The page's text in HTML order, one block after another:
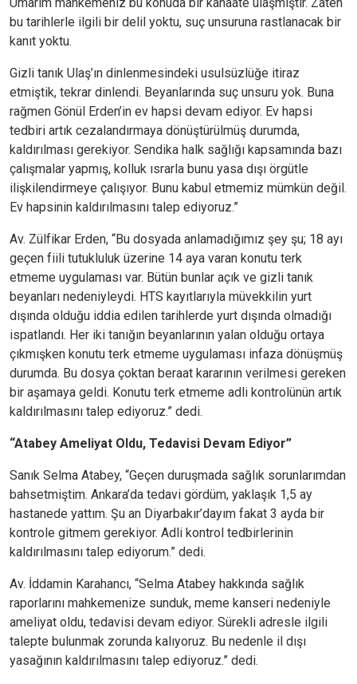
Umarım mahkemeniz bu konuda bir kanaate ulaşmıştır. Zaten
bu tarihlerle ilgili bir delil yoktu, suç unsuruna rastlanacak bir
kanıt yoktu.
Gizli tanık Ulaş’ın dinlenmesindeki usulsüzlüğe itiraz
etmiştik, tekrar dinlendi. Beyanlarında suç unsuru yok. Buna
rağmen Gönül Erden’in ev hapsi devam ediyor. Ev hapsi
tedbiri artık cezalandırmaya dönüştürülmüş durumda,
kaldırılması gerekiyor. Sendika halk sağlığı kapsamında bazı
çalışmalar yapmış, kolluk ısrarla bunu yasa dışı örgütle
ilişkilendirmeye çalışıyor. Bunu kabul etmemiz mümkün değil.
Ev hapsinin kaldırılmasını talep ediyoruz.”
Av. Zülfikar Erden, “Bu dosyada anlamadığımız şey şu; 18 ayı
geçen fiili tutukluluk üzerine 14 aya varan konutu terk
etmeme uygulaması var. Bütün bunlar açık ve gizli tanık
beyanları nedeniyleydi. HTS kayıtlarıyla müvekkilin yurt
dışında olduğu iddia edilen tarihlerde yurt dışında olmadığı
ispatlandı. Her iki tanığın beyanlarının yalan olduğu ortaya
çıkmışken konutu terk etmeme uygulaması infaza dönüşmüş
durumda. Bu dosya çoktan beraat kararının verilmesi gereken
bir aşamaya geldi. Konutu terk etmeme adli kontrolünün artık
kaldırılmasını talep ediyoruz.” dedi.
“Atabey Ameliyat Oldu, Tedavisi Devam Ediyor”
Sanık Selma Atabey, “Geçen duruşmada sağlık sorunlarımdan
bahsetmiştim. Ankara’da tedavi gördüm, yaklaşık 1,5 ay
hastanede yattım. Şu an Diyarbakır’dayım fakat 3 ayda bir
kontrole gitmem gerekiyor. Adli kontrol tedbirlerinin
kaldırılmasını talep ediyorum.” dedi.
Av. İddamin Karahancı, “Selma Atabey hakkında sağlık
raporlarını mahkemenize sunduk, meme kanseri nedeniyle
ameliyat oldu, tedavisi devam ediyor. Sürekli adresle ilgili
talepte bulunmak zorunda kalıyoruz. Bu nedenle il dışı
yasağının kaldırılmasını talep ediyoruz.” dedi.